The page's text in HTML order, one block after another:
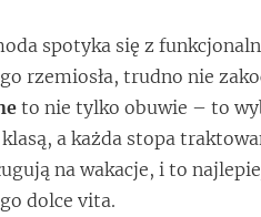
spotyka się z
rzemiosła, trudno nie
to nie tylko obuwie – to
a każda stopa
na wakacje, i to
dolce vita.